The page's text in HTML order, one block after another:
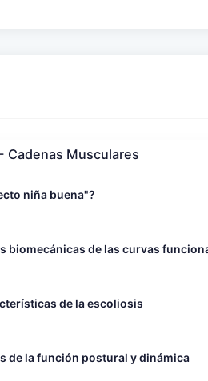
Cadenas Musculares
niña buena"?
biomecánicas de las curvas
de la escoliosis
de la función postural y dinámica